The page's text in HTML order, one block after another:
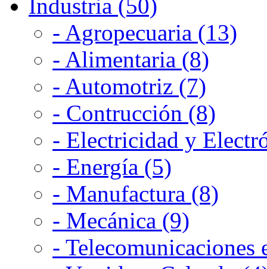
Industria (50)
- Agropecuaria (13)
- Alimentaria (8)
- Automotriz (7)
- Contrucción (8)
- Electricidad y
- Energía (5)
- Manufactura (8)
- Mecánica (9)
-